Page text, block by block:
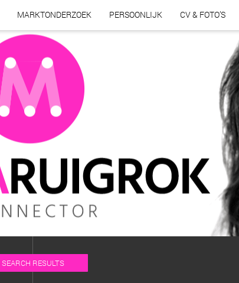
MARKTONDERZOEK PERSOONLIJK CV & FOTO’S
SEARCH RESULTS